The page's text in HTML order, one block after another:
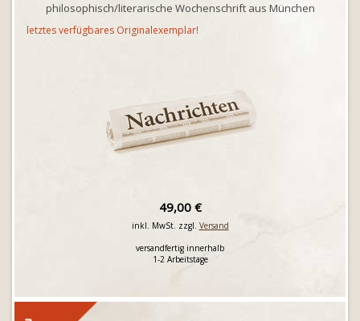
philosophisch/literarische Wochenschrift aus München
letztes verfügbares Originalexemplar!
49,00 €
inkl. MwSt. zzgl. Versand
versandfertig innerhalb
1-2 Arbeitstage